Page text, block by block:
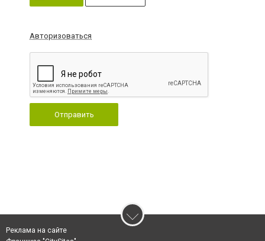
Авторизоваться
Отправить
Реклама на сайте